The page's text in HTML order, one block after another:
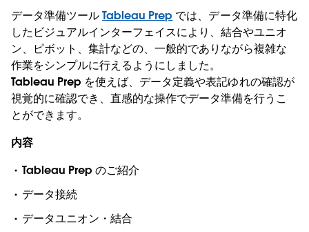
データ準備ツールTableau Prep では、データ準備に特化
したビジュアルインターフェイスにより、結合やユニオ
ン、ピボット、集計などの、一般的でありながら複雑な
作業をシンプルに行えるようにしました。
Tableau Prep を使えば、データ定義や表記ゆれの確認が
視覚的に確認でき、直感的な操作でデータ準備を行うこ
とができます。
内容
Tableau Prep のご紹介
データ接続
データユニオン・結合